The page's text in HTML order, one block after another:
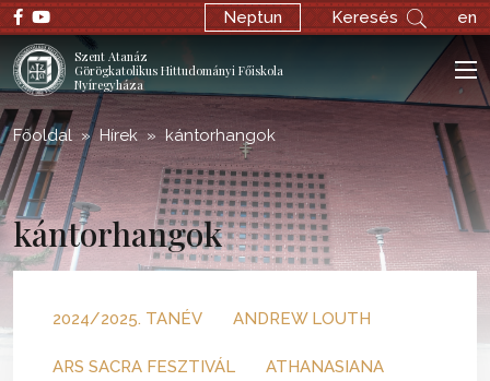
Neptun Keresés en
Szent Atanáz
Görögkatolikus Hittudományi Főiskola
Nyíregyháza
Főoldal Hírek kántorhangok
kántorhangok
2024/2025. TANÉV ANDREW LOUTH
ARS SACRA FESZTIVÁL ATHANASIANA